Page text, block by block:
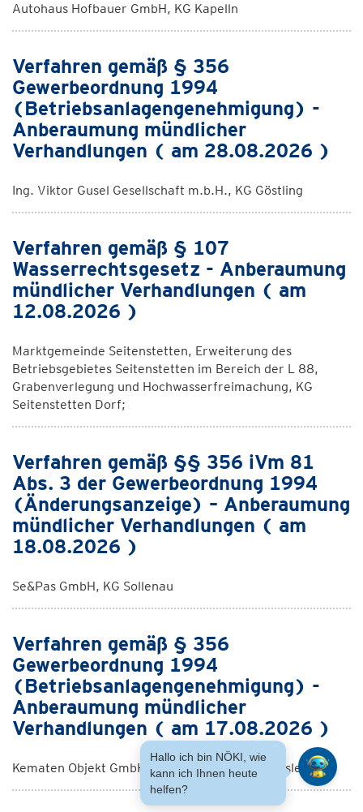
Autohaus Hofbauer GmbH, KG Kapelln
Verfahren gemäß § 356
Gewerbeordnung 1994
(Betriebsanlagengenehmigung) -
Anberaumung mündlicher
Verhandlungen ( am 28.08.2026 )
Ing. Viktor Gusel Gesellschaft m.b.H., KG Göstling
Verfahren gemäß § 107
Wasserrechtsgesetz - Anberaumung
mündlicher Verhandlungen ( am
12.08.2026 )
Marktgemeinde Seitenstetten, Erweiterung des
Betriebsgebietes Seitenstetten im Bereich der L 88,
Grabenverlegung und Hochwasserfreimachung, KG
Seitenstetten Dorf;
Verfahren gemäß §§ 356 iVm 81
Abs. 3 der Gewerbeordnung 1994
(Änderungsanzeige) – Anberaumung
mündlicher Verhandlungen ( am
18.08.2026 )
Se&Pas GmbH, KG Sollenau
Verfahren gemäß § 356
Gewerbeordnung 1994
(Betriebsanlagengenehmigung) -
Anberaumung mündlicher
Verhandlungen ( am 17.08.2026 )
Kematen Objekt GmbH & Co KG, KG Niederhausleiten
Hallo ich bin NÖKI, wie
kann ich Ihnen heute
helfen?